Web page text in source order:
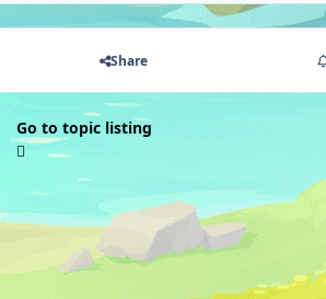
Share
Go to topic listing